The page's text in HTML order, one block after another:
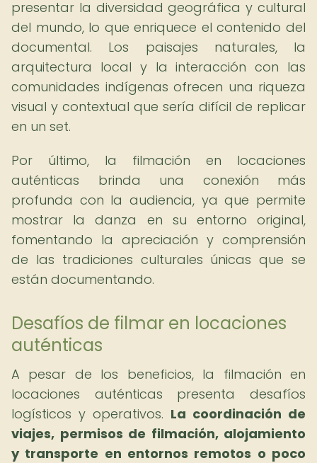
presentar la diversidad geográfica y cultural
del mundo, lo que enriquece el contenido del
documental. Los paisajes naturales, la
arquitectura local y la interacción con las
comunidades indígenas ofrecen una riqueza
visual y contextual que sería difícil de replicar
en un set.
Por último, la filmación en locaciones
auténticas brinda una conexión más
profunda con la audiencia, ya que permite
mostrar la danza en su entorno original,
fomentando la apreciación y comprensión
de las tradiciones culturales únicas que se
están documentando.
Desafíos de filmar en locaciones
auténticas
A pesar de los beneficios, la filmación en
locaciones auténticas presenta desafíos
logísticos y operativos. La coordinación de
viajes, permisos de filmación, alojamiento
y transporte en entornos remotos o poco